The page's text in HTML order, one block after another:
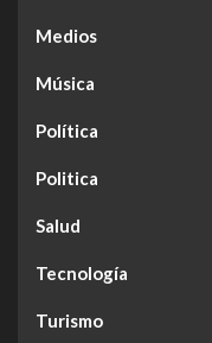
Medios
Música
Política
Politica
Salud
Tecnología
Turismo